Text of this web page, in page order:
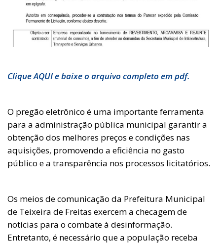
Clique AQUI e baixe o arquivo completo em pdf.
O pregão eletrônico é uma importante ferramenta
para a administração pública municipal garantir a
obtenção dos melhores preços e condições nas
aquisições, promovendo a eficiência no gasto
público e a transparência nos processos licitatórios.
Os meios de comunicação da Prefeitura Municipal
de Teixeira de Freitas exercem a checagem de
notícias para o combate à desinformação.
Entretanto, é necessário que a população receba